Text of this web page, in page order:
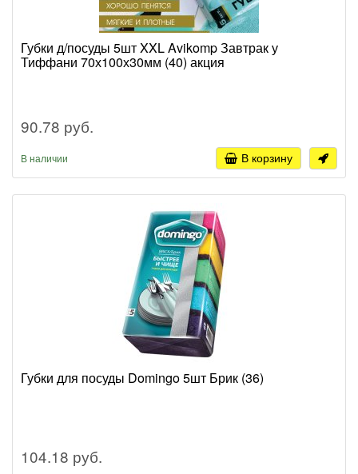
Губки д/посуды 5шт XXL Avikomp Завтрак у
Тиффани 70х100х30мм (40) акция
90.78 руб.
В наличии В корзину
Губки для посуды Domingo 5шт Брик (36)
104.18 руб.